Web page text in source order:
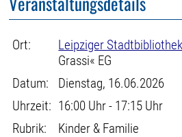
Ort: Leipziger Stadtbibliothek
Grassi« EG
Datum:
Dienstag, 16.06.2026
Uhrzeit: 16:00 Uhr - 17:15 Uhr
Rubrik:
Kinder & Familie